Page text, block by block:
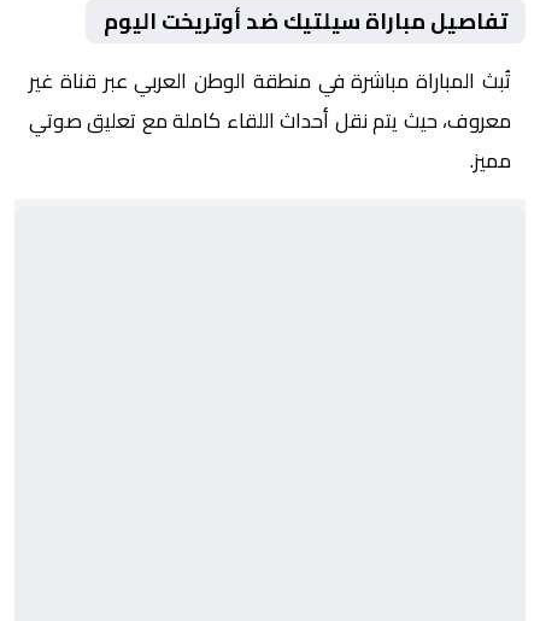
تفاصيل مباراة سيلتيك ضد أوتريخت اليوم
تُبث المباراة مباشرة في منطقة الوطن العربي عبر قناة غير
معروف، حيث يتم نقل أحداث اللقاء كاملة مع تعليق صوتي
مميز.